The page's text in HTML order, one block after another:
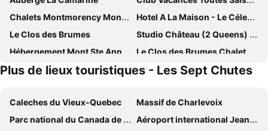
Chalets Montmorency Mont-Sainte-Anne
Hotel A La Maison - Le Céleste 117 – Vue Sur Le Mont-ste-anne, Piscine Intérieure Chauffée
Le Clos des Brumes
Studio Château (2 Queens) At Studio Château Mont-sainte-anne
Hébergement Mont Ste Anne Condos
Le Clos des Brumes Chalet
Domaine des Neiges
Plus de lieux touristiques - Les Sept Chutes
Caleches du Vieux-Quebec
Massif de Charlevoix
Parc national du Canada de la Mauricie
Aéroport international Jean-Lesage de Québec